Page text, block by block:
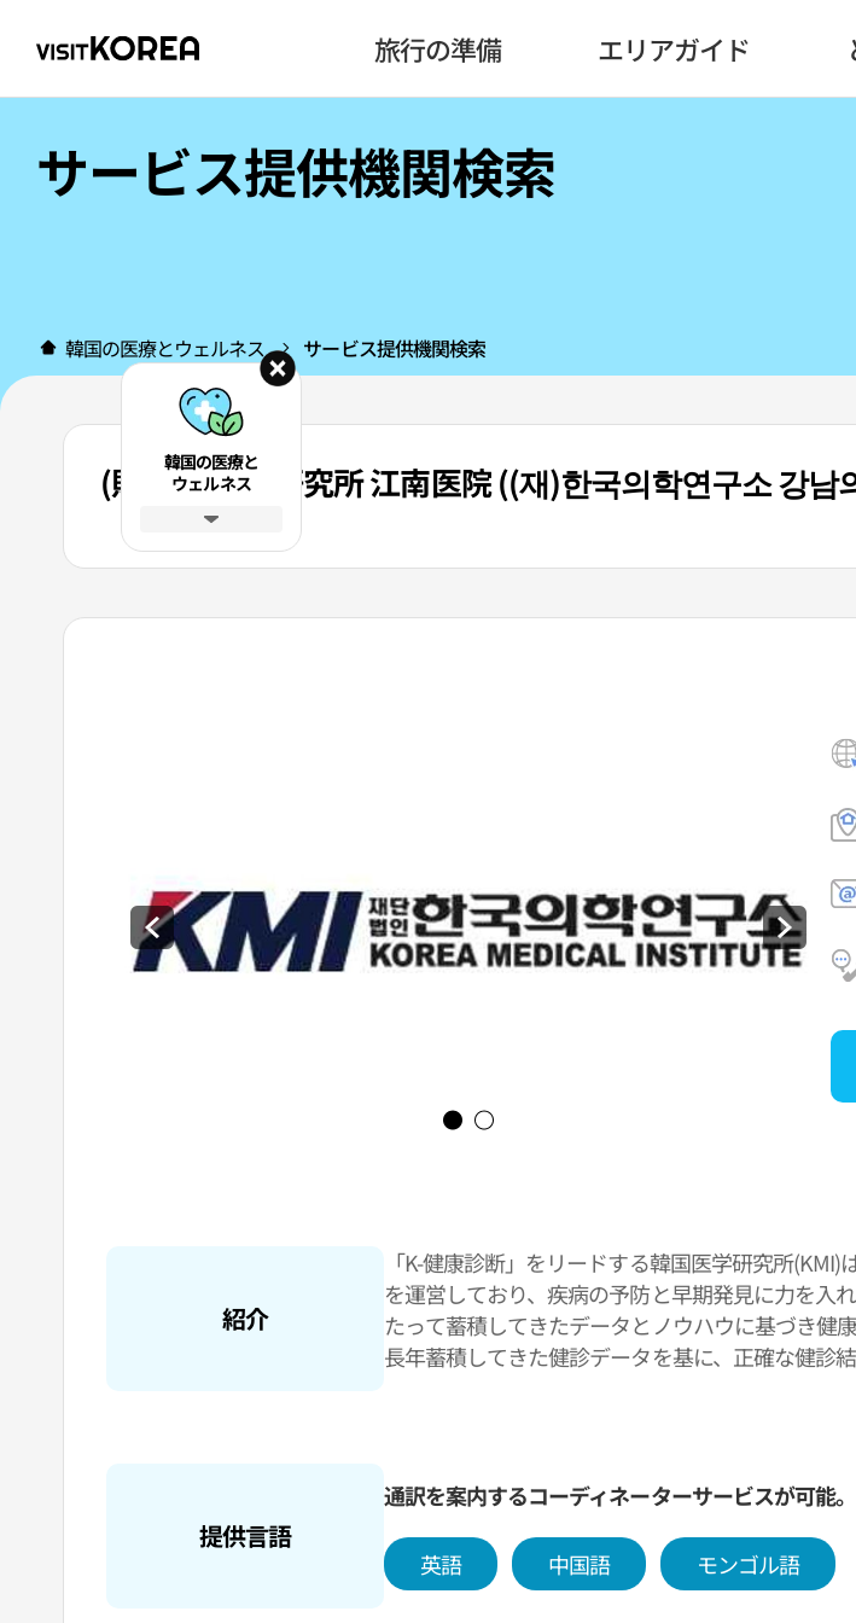
旅行の準備 エリアガイド
サービス提供機関検索
韓国の医療とウェルネス サービス提供機関検索
(財)韓国医学研究所 江南医院 ((재)한국의학연구소 강남
紹介
「K-健康診断」をリードする韓国医学研究所
を運営しており、疾病の予防と早期発見に力を入
たって蓄積してきたデータとノウハウに基づき健
長年蓄積してきた健診データを基に、正確な健診
外国人患者の健診を越え、優れた韓国医療を組
提供言語
通訳を案内するコーディネーターサービスが可能。
英語 中国語 モンゴル語
韓国の医療と
ウェルネス